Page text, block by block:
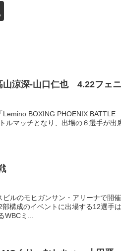
山涼深-山口仁也 4.22フェニ
BOXING PHOENIX BATTLE
ルマッチとなり、出場の６選手が出
ルのモヒガンサン・アリーナで開催
構成のイベントに出場する12選手は
ミ...